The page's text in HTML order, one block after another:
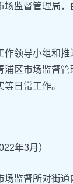
监督管理局
领导小组和
区市场监督
日常工作。
年3月）
监督所对街